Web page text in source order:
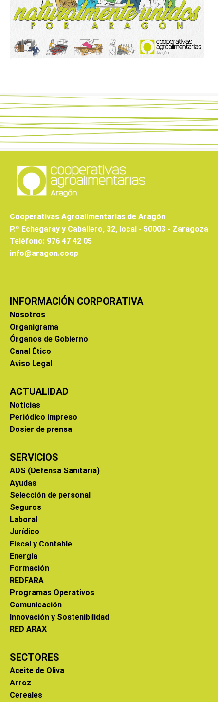
Cooperativas Agroalimentarias de Aragón
P.º Echegaray y Caballero, 32, local - 50003 - Zaragoza
Teléfono: 976 47 42 05
info@aragon.coop
INFORMACIÓN CORPORATIVA
Nosotros
Organigrama
Órganos de Gobierno
Canal Ético
Aviso Legal
ACTUALIDAD
Noticias
Periódico impreso
Dosier de prensa
SERVICIOS
ADS (Defensa Sanitaria)
Ayudas
Selección de personal
Seguros
Laboral
Jurídico
Fiscal y Contable
Energía
Formación
REDFARA
Programas Operativos
Comunicación
Innovación y Sostenibilidad
RED ARAX
SECTORES
Aceite de Oliva
Arroz
Cereales